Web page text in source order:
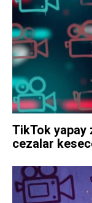
TikTok yapay
cezalar